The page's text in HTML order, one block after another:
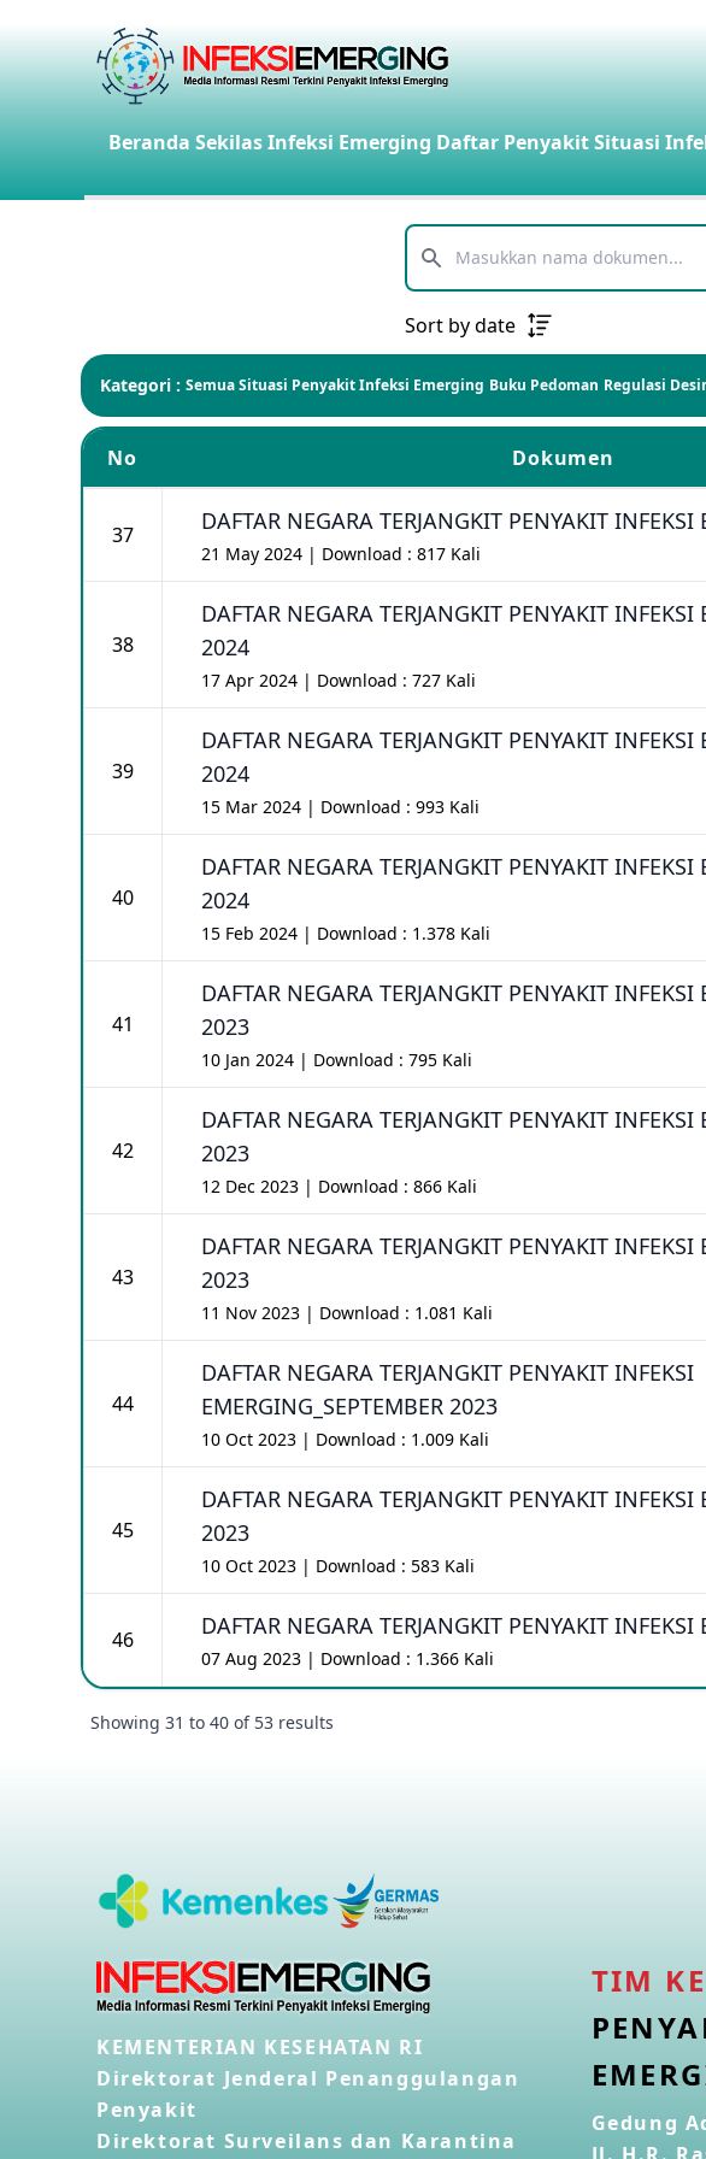
Beranda Sekilas Infeksi Emerging Daftar PenyakitSituasi
Telusuri
Sort by date
Kategori : Semua Situasi Penyakit Infeksi Emerging Buku Pedoman Regulasi
No Dokumen
37 DAFTAR NEGARA TERJANGKIT PENYAKIT
21 May 2024 | Download : 817 Kali
38
DAFTAR NEGARA TERJANGKIT PENYAKIT INFEKSI
2024
17 Apr 2024 | Download : 727 Kali
39
DAFTAR NEGARA TERJANGKIT PENYAKIT INFEKSI
2024
15 Mar 2024 | Download : 993 Kali
40
DAFTAR NEGARA TERJANGKIT PENYAKIT
2024
15 Feb 2024 | Download : 1.378 Kali
41
DAFTAR NEGARA TERJANGKIT PENYAKIT INFEKSI
2023
10 Jan 2024 | Download : 795 Kali
42
DAFTAR NEGARA TERJANGKIT PENYAKIT
2023
12 Dec 2023 | Download : 866 Kali
43
DAFTAR NEGARA TERJANGKIT PENYAKIT INFEKSI
2023
11 Nov 2023 | Download : 1.081 Kali
44
DAFTAR NEGARA TERJANGKIT PENYAKIT INFEKSI
EMERGING_SEPTEMBER 2023
10 Oct 2023 | Download : 1.009 Kali
45
DAFTAR NEGARA TERJANGKIT PENYAKIT INFEKSI
2023
10 Oct 2023 | Download : 583 Kali
46 DAFTAR NEGARA TERJANGKIT PENYAKIT
07 Aug 2023 | Download : 1.366 Kali
Showing 31 to 40 of 53 results
KEMENTERIAN KESEHATAN RI
Direktorat Jenderal Penanggulangan
Penyakit
Direktorat Surveilans dan Karantina
TIM
Gedung